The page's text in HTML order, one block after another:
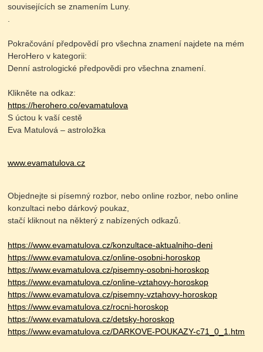
souvisejících se znamením Luny.
.
Pokračování předpovědí pro všechna znamení najdete na mém
HeroHero v kategorii:
Denní astrologické předpovědi pro všechna znamení.
Klikněte na odkaz:
https://herohero.co/evamatulova
S úctou k vaší cestě
Eva Matulová – astroložka
www.evamatulova.cz
Objednejte si písemný rozbor, nebo online rozbor, nebo online
konzultaci nebo dárkový poukaz,
stačí kliknout na některý z nabízených odkazů.
https://www.evamatulova.cz/konzultace-aktualniho-deni
https://www.evamatulova.cz/online-osobni-horoskop
https://www.evamatulova.cz/pisemny-osobni-horoskop
https://www.evamatulova.cz/online-vztahovy-horoskop
https://www.evamatulova.cz/pisemny-vztahovy-horoskop
https://www.evamatulova.cz/rocni-horoskop
https://www.evamatulova.cz/detsky-horoskop
https://www.evamatulova.cz/DARKOVE-POUKAZY-c71_0_1.htm